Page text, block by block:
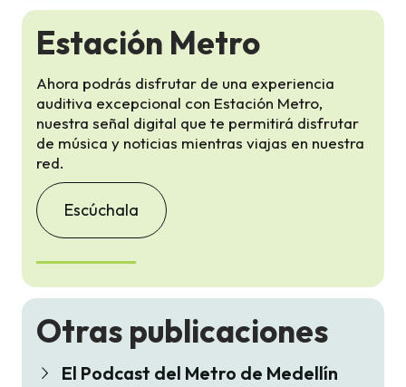
Estación Metro
Ahora podrás disfrutar de una experiencia
auditiva excepcional con Estación Metro,
nuestra señal digital que te permitirá disfrutar
de música y noticias mientras viajas en nuestra
red.
Escúchala
Otras publicaciones
El Podcast del Metro de Medellín